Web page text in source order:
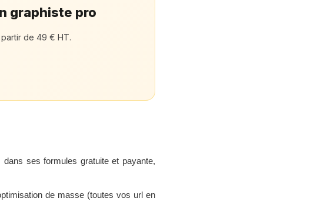
graphiste pro
de 49 € HT.
ses formules gratuite et payante,
de masse (toutes vos url en